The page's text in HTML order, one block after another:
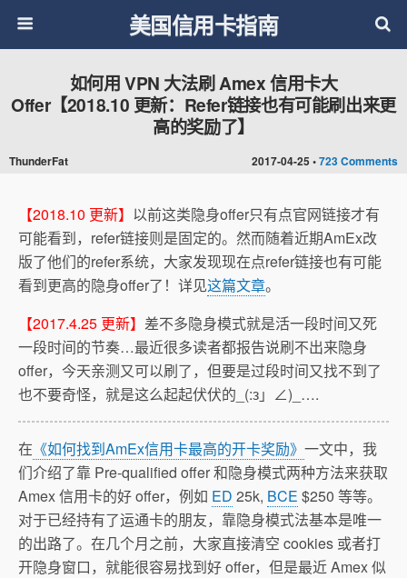
美国信用卡指南
2017-04-25 •723 Comments
如何用 VPN 大法刷 Amex 信用卡大
Offer【2018.10 更新：Refer链接也有可能刷出来更
高的奖励了】
ThunderFat
【2018.10 更新】 以前这类隐身offer只有点官网链接才有
可能看到，refer链接则是固定的。然而随着近期AmEx改
版了他们的refer系统，大家发现现在点refer链接也有可能
看到更高的隐身offer了！详见这篇文章。
【2017.4.25 更新】 差不多隐身模式就是活一段时间又死
一段时间的节奏…最近很多读者都报告说刷不出来隐身
offer，今天亲测又可以刷了，但要是过段时间又找不到了
也不要奇怪，就是这么起起伏伏的_(:з」∠)_….
在 《如何找到AmEx信用卡最高的开卡奖励》 一文中，我
们介绍了靠 Pre-qualified offer 和隐身模式两种方法来获取
Amex 信用卡的好 offer，例如 ED 25k, BCE $250 等等。
对于已经持有了运通卡的朋友，靠隐身模式法基本是唯一
的出路了。在几个月之前，大家直接清空 cookies 或者打
开隐身窗口，就能很容易找到好 offer，但是最近 Amex 似